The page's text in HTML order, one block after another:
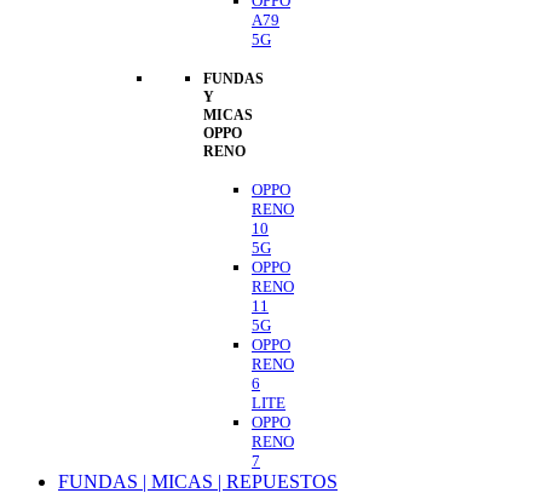
A79
5G
FUNDAS
Y
MICAS
OPPO
RENO
OPPO
RENO
10
5G
OPPO
RENO
11
5G
OPPO
RENO
6
LITE
OPPO
RENO
7
FUNDAS | MICAS | REPUESTOS